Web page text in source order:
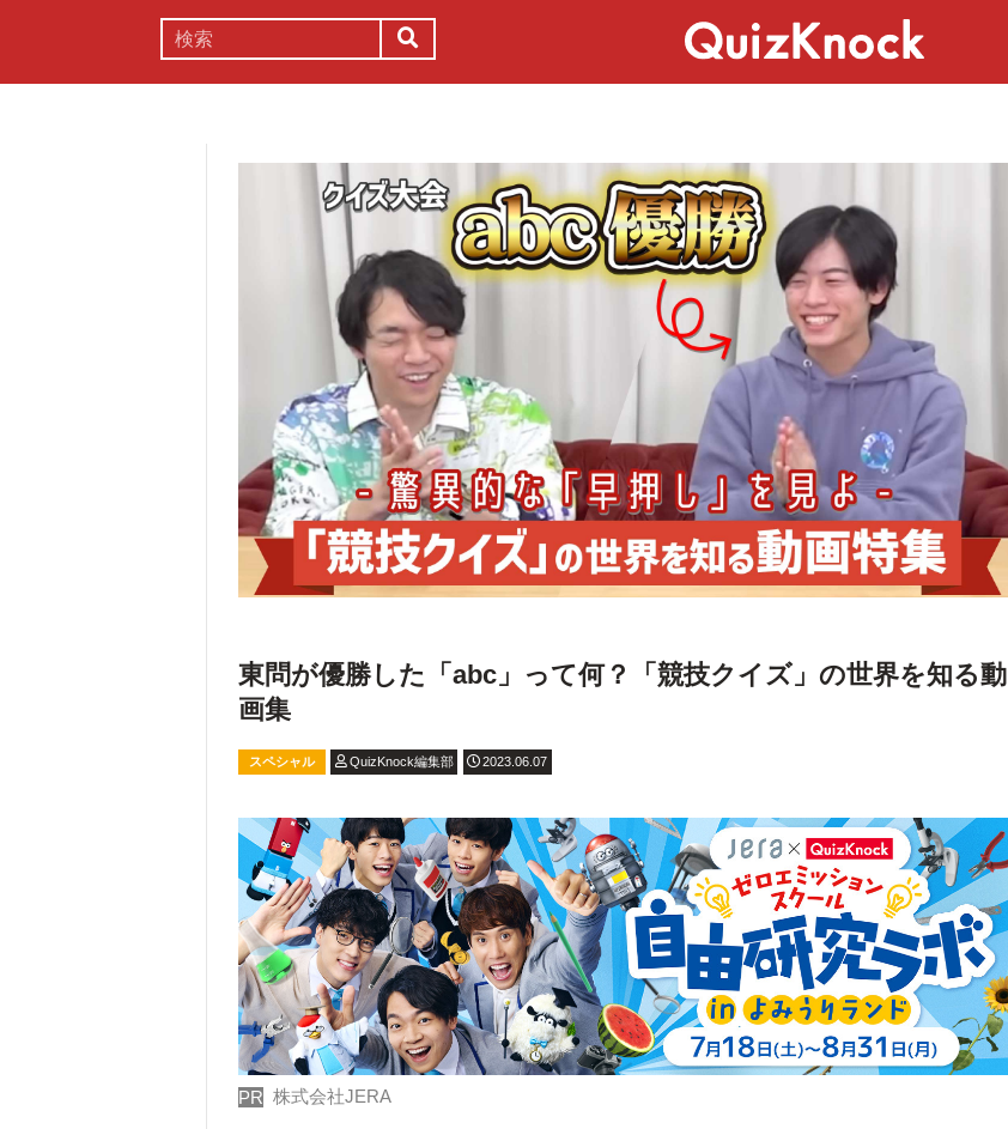
東問が優勝した「abc」って何？「競技クイズ」の世界を知る動
画集
スペシャル QuizKnock編集部 2023.06.07
PR 株式会社JERA